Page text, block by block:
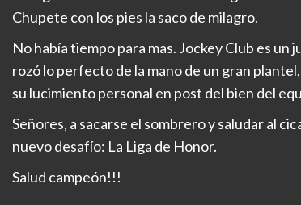
Chupete con los pies la saco de milagro.
No había tiempo para mas. Jockey Club es
rozó lo perfecto de la mano de un gran
su lucimiento personal en post del bien del
Señores, a sacarse el sombrero y saludar al
nuevo desafío: La Liga de Honor.
Salud campeón!!!